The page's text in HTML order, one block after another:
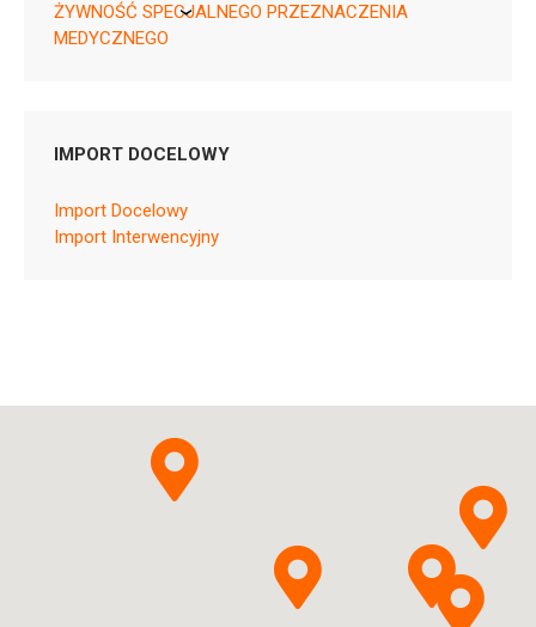
KikGel
ŻYWNOŚĆ SPECJALNEGO PRZEZNACZENIA
MEDYCZNEGO
IMPORT DOCELOWY
Import Docelowy
Import Interwencyjny